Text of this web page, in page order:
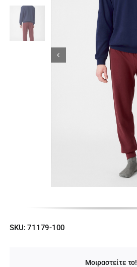
Είδη Παρέλασης
Σχετικά με εμάς
SKU:71179-100
Μοιραστείτε το!